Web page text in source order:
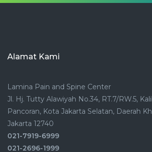
Alamat Kami
Lamina Pain and Spine Center
Jl. Hj. Tutty Alawiyah No.34, RT.7/RW.5,
Pancoran, Kota Jakarta Selatan, Daerah
Jakarta 12740
021-7919-6999
021-2696-1999